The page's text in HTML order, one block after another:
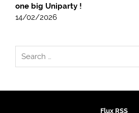
one big Uniparty !
14/02/2026
Flux RSS